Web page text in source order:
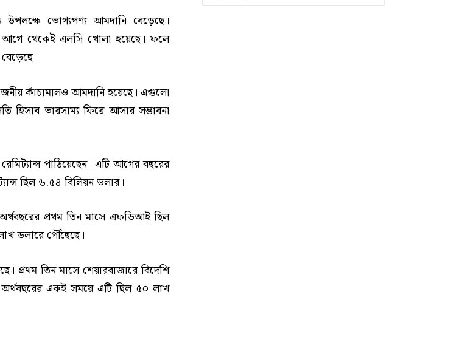
উপলক্ষে ভোগ্যপণ্য আমদানি বেড়েছে।
আগে থেকেই এলসি খোলা হয়েছে। ফলে
কাঁচামালও আমদানি হয়েছে। এগুলো
হিসাব ভারসাম্য ফিরে আসার সম্ভাবনা
পাঠিয়েছেন। এটি আগের বছরের
ছিল ৬.৫৪ বিলিয়ন ডলার।
প্রথম তিন মাসে এফডিআই ছিল
ডলারে পৌঁছেছে।
প্রথম তিন মাসে শেয়ারবাজারে বিদেশি
একই সময়ে এটি ছিল ৫০ লাখ